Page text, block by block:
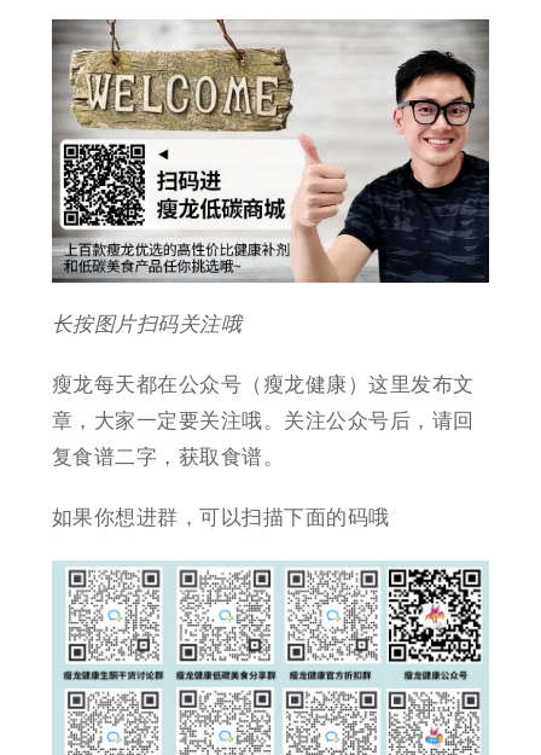
长按图片扫码关注哦
瘦龙每天都在公众号（瘦龙健康）这里发布文
章，大家一定要关注哦。关注公众号后，请回
复食谱二字，获取食谱。
如果你想进群，可以扫描下面的码哦